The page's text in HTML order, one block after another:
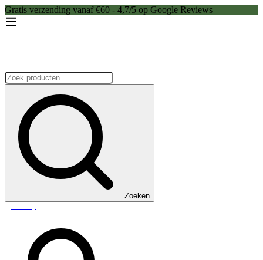
Gratis verzending vanaf €60 - 4,7/5 op Google Reviews
Zoeken:
Zoeken